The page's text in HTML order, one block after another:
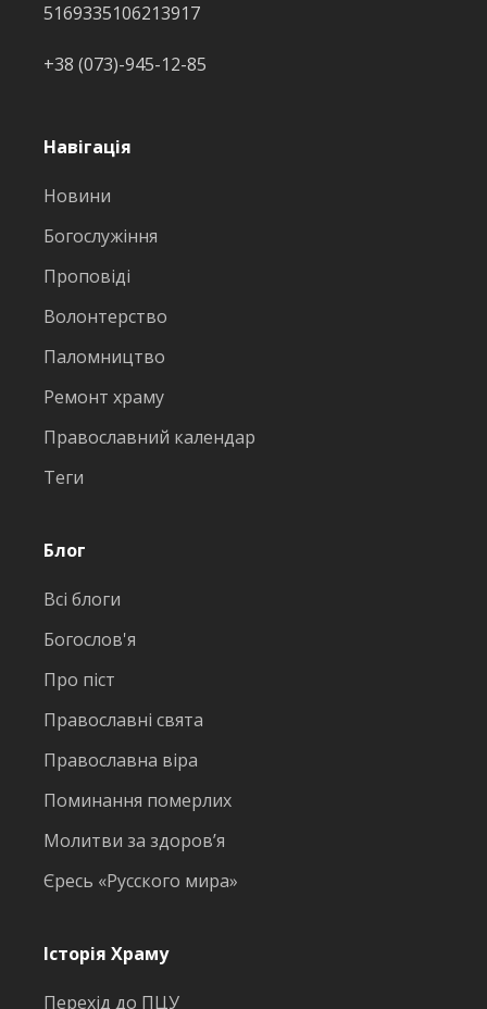
5169335106213917
+38 (073)-945-12-85
Навігація
Новини
Богослужіння
Проповіді
Волонтерство
Паломництво
Ремонт храму
Православний календар
Теги
Блог
Всі блоги
Богослов'я
Про піст
Православні свята
Православна віра
Поминання померлих
Молитви за здоров’я
Єресь «Русского мира»
Історія Храму
Перехід до ПЦУ